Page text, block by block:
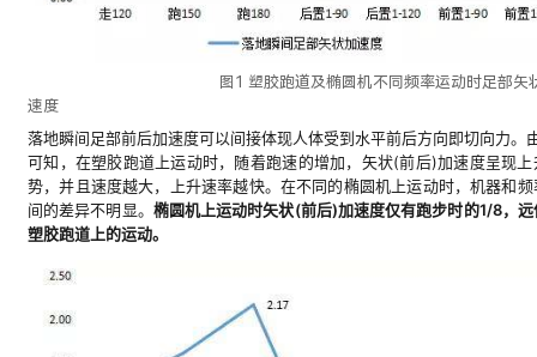
图1 塑胶跑道及椭圆机不同频率运动时足部矢
速度
落地瞬间足部前后加速度可以间接体现人体受到水平前后方向即切向力。
可知，在塑胶跑道上运动时，随着跑速的增加，矢状(前后)加速度呈现上
势，并且速度越大，上升速率越快。在不同的椭圆机上运动时，机器和频
间的差异不明显。 椭圆机上运动时矢状(前后)加速度仅有跑步时的1/8，远
塑胶跑道上的运动。